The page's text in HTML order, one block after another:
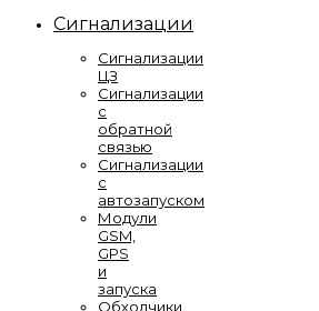
Сигнализации
Сигнализации
ЦЗ
Сигнализации
с
обратной
связью
Сигнализации
с
автозапуском
Модули
GSM,
GPS
и
запуска
Обходчики